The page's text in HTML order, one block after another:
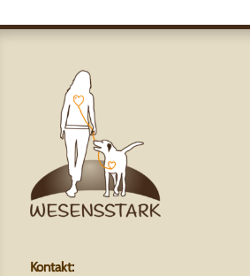
Kontakt: